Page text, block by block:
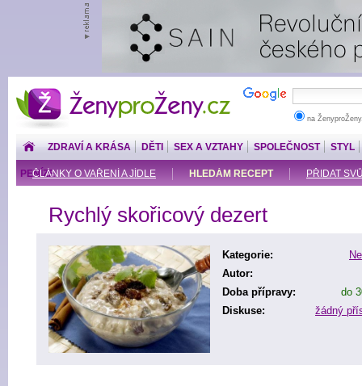
ŽenyproŽeny.cz
na
ZDRAVÍ A KRÁSA DĚTI SEX A VZTAHY SPOLEČNOST STYL
ČLÁNKY O VAŘENÍ A JÍDLE HLEDÁM RECEPT PŘIDAT
PENÍZE
Rychlý skořicový dezert
Kategorie:
Autor:
Doba přípravy:
do
Diskuse:
žádný